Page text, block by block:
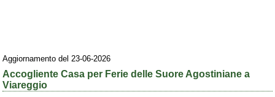
Aggiornamento del 23-06-2026
Accogliente Casa per Ferie delle Suore Agostiniane a
Viareggio
Chi siamo
Ambienti